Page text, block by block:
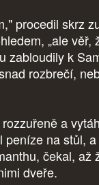
procedil skrz
„ale
zabloudily k
rozbrečí,
a
peníze na stůl,
čekal, až
dveře.